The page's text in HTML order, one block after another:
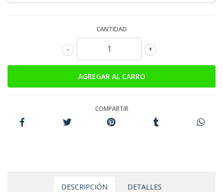
CANTIDAD
+
-
COMPARTIR
DESCRIPCIÓN DETALLES